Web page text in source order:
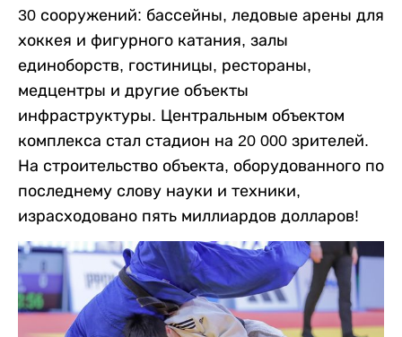
30 сооружений: бассейны, ледовые арены для
хоккея и фигурного катания, залы
единоборств, гостиницы, рестораны,
медцентры и другие объекты
инфраструктуры. Центральным объектом
комплекса стал стадион на 20 000 зрителей.
На строительство объекта, оборудованного по
последнему слову науки и техники,
израсходовано пять миллиардов долларов!